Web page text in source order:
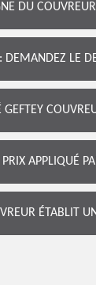
DU
LE
GEFTEY
APPLIQUÉ
ÉTABLIT